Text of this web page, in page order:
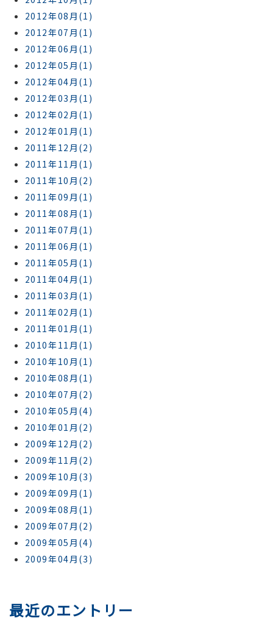
2012年08月(1)
2012年07月(1)
2012年06月(1)
2012年05月(1)
2012年04月(1)
2012年03月(1)
2012年02月(1)
2012年01月(1)
2011年12月(2)
2011年11月(1)
2011年10月(2)
2011年09月(1)
2011年08月(1)
2011年07月(1)
2011年06月(1)
2011年05月(1)
2011年04月(1)
2011年03月(1)
2011年02月(1)
2011年01月(1)
2010年11月(1)
2010年10月(1)
2010年08月(1)
2010年07月(2)
2010年05月(4)
2010年01月(2)
2009年12月(2)
2009年11月(2)
2009年10月(3)
2009年09月(1)
2009年08月(1)
2009年07月(2)
2009年05月(4)
2009年04月(3)
最近のエントリー